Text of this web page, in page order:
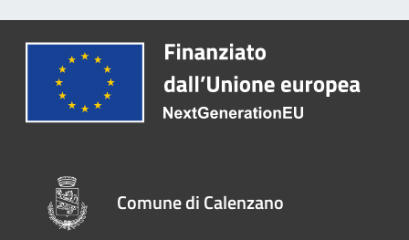
Comune di Calenzano